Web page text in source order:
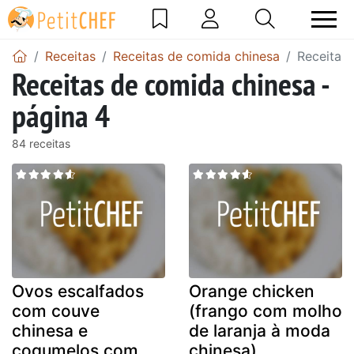
Receitas Receitas de comida chinesa Receitas
Receitas de comida chinesa -
página 4
84 receitas
Ovos escalfados
com couve
chinesa e
Orange chicken
(frango com molho
de laranja à moda